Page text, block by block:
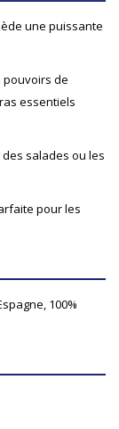
une puissante
pouvoirs de
essentiels
salades ou les
pour les
100%